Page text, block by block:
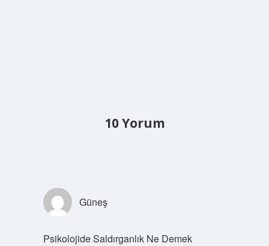
10 Yorum
Güneş
Psikolojide Saldırganlık Ne Demek